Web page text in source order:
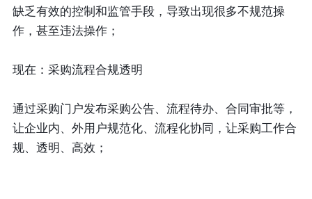
缺乏有效的控制和监管手段，导致出现很多不规范操
作，甚至违法操作；
现在：采购流程合规透明
通过采购门户发布采购公告、流程待办、合同审批等，
让企业内、外用户规范化、流程化协同，让采购工作合
规、透明、高效；